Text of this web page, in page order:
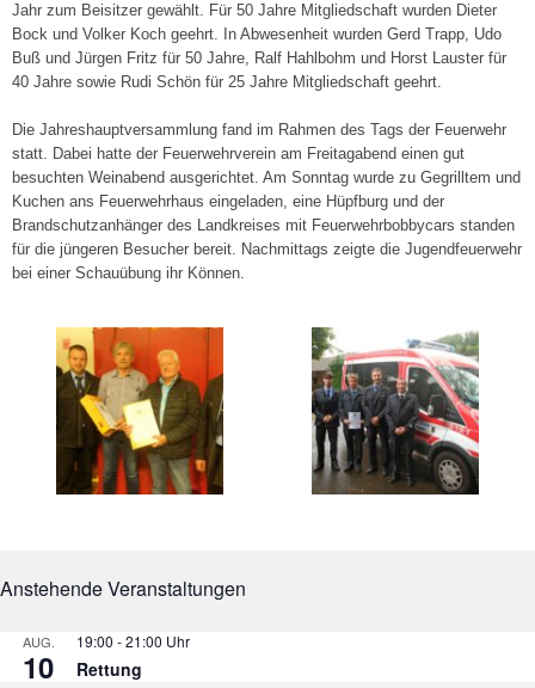
Jahr zum Beisitzer gewählt. Für 50 Jahre Mitgliedschaft wurden Dieter
Bock und Volker Koch geehrt. In Abwesenheit wurden Gerd Trapp, Udo
Buß und Jürgen Fritz für 50 Jahre, Ralf Hahlbohm und Horst Lauster für
40 Jahre sowie Rudi Schön für 25 Jahre Mitgliedschaft geehrt.
Die Jahreshauptversammlung fand im Rahmen des Tags der Feuerwehr
statt. Dabei hatte der Feuerwehrverein am Freitagabend einen gut
besuchten Weinabend ausgerichtet. Am Sonntag wurde zu Gegrilltem und
Kuchen ans Feuerwehrhaus eingeladen, eine Hüpfburg und der
Brandschutzanhänger des Landkreises mit Feuerwehrbobbycars standen
für die jüngeren Besucher bereit. Nachmittags zeigte die Jugendfeuerwehr
bei einer Schauübung ihr Können.
Anstehende Veranstaltungen
AUG.
10
19:00 -21:00
Rettung